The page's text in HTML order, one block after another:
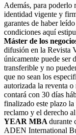
Además, para poderlo
identidad vigente y
garantes de haber
condiciones aquí
Máster de los
difusión en la Revista
únicamente puede ser
transferible y no
que no sean los
autorizada la reventa
contará con 30 días
finalizado este plazo
reclamo y el derecho
YEAR MBA durante
ADEN International